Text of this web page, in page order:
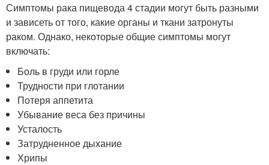
Симптомы рака пищевода 4 стадии могут быть разными
и зависеть от того, какие органы и ткани затронуты
раком. Однако, некоторые общие симптомы могут
включать:
Боль в груди или горле
Трудности при глотании
Потеря аппетита
Убывание веса без причины
Усталость
Затрудненное дыхание
Хрипы